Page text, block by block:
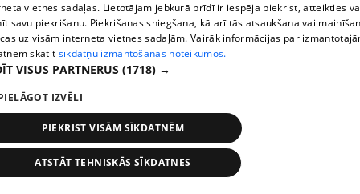
pirms 1 nedēļas, 1 dienas
vietnes sadaļas. Lietotājam jebkurā brīdī ir iespēja piekrist, atteikties
savu piekrišanu. Piekrišanas sniegšana, kā arī tās atsaukšana vai
uz visām interneta vietnes sadaļām. Vairāk informācijas par
skatīt sīkdatņu izmantošanas noteikumos.
VISUS PARTNERUS (1718) →
IZVĒLI
PIEKRIST VISĀM SĪKDATNĒM
ATSTĀT TEHNISKĀS SĪKDATNES